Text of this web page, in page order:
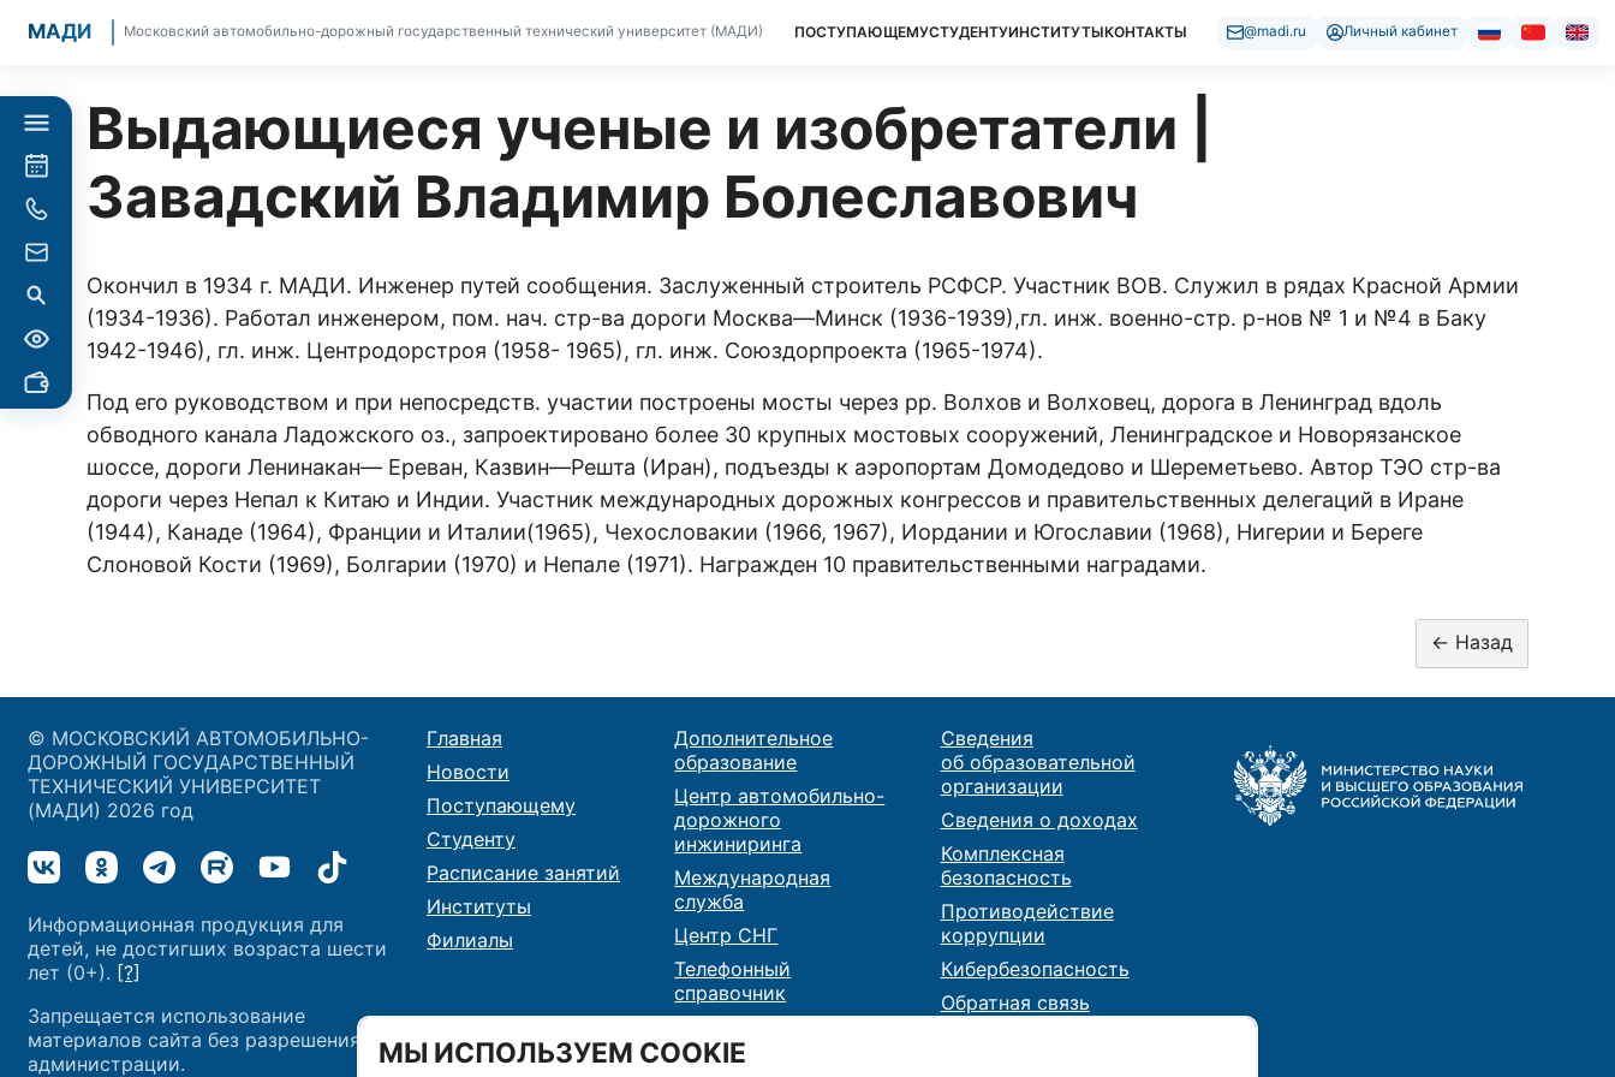
МАДИ Московский автомобильно-дорожный государственный технический университет (МАДИ) ПОСТУПАЮЩЕМУСТУДЕНТУИНСТИТУТЫКОНТАКТЫ @madi.ru Личный кабинет
Выдающиеся ученые и изобретатели |
Завадский Владимир Болеславович
Окончил в 1934 г. МАДИ. Инженер путей сообщения. Заслуженный строитель РСФСР. Участник ВОВ. Служил в рядах Красной Армии
(1934-1936). Работал инженером, пом. нач. стр-ва дороги Москва—Минск (1936-1939),гл. инж. военно-стр. р-нов № 1 и №4 в Баку
1942-1946), гл. инж. Центродорстроя (1958- 1965), гл. инж. Союздорпроекта (1965-1974).
Под его руководством и при непосредств. участии построены мосты через рр. Волхов и Волховец, дорога в Ленинград вдоль
обводного канала Ладожского оз., запроектировано более 30 крупных мостовых сооружений, Ленинградское и Новорязанское
шоссе, дороги Ленинакан— Ереван, Казвин—Решта (Иран), подъезды к аэропортам Домодедово и Шереметьево. Автор ТЭО стр-ва
дороги через Непал к Китаю и Индии. Участник международных дорожных конгрессов и правительственных делегаций в Иране
(1944), Канаде (1964), Франции и Италии(1965), Чехословакии (1966, 1967), Иордании и Югославии (1968), Нигерии и Береге
Слоновой Кости (1969), Болгарии (1970) и Непале (1971). Награжден 10 правительственными наградами.
МЫ ИСПОЛЬЗУЕМ COOKIE
© МОСКОВСКИЙ АВТОМОБИЛЬНО-
ДОРОЖНЫЙ ГОСУДАРСТВЕННЫЙ
ТЕХНИЧЕСКИЙ УНИВЕРСИТЕТ
(МАДИ) 2026 год
Информационная продукция для
детей, не достигших возраста шести
лет (0+). [?]
Запрещается использование
материалов сайта без разрешения
администрации.
Главная
Новости
Поступающему
Студенту
Расписание занятий
Институты
Филиалы
Дополнительное
образование
Центр автомобильно-
дорожного
инжиниринга
Международная
служба
Центр СНГ
Телефонный
справочник
RSS
Сведения
об образовательной
организации
Сведения о доходах
Комплексная
безопасность
Противодействие
коррупции
Кибербезопасность
Обратная связь